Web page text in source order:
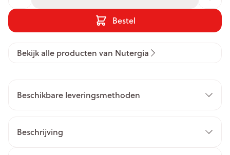
Bestel
Bekijk alle producten van Nutergia
Beschikbare leveringsmethoden
Beschrijving